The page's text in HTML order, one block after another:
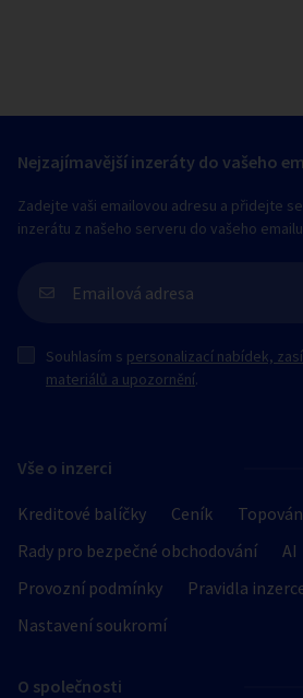
Vše o inzerci
Kreditové balíčky Ceník
Rady pro bezpečné obchodování
AI
Provozní podmínky
Pravidla
Nastavení soukromí
O společnosti
Nejzajímavější inzeráty do vašeho
Zadejte vaši emailovou adresu a přidejte
inzerátu z našeho serveru do vašeho
Souhlasím s personalizací nabídek,
materiálů a upozornění.